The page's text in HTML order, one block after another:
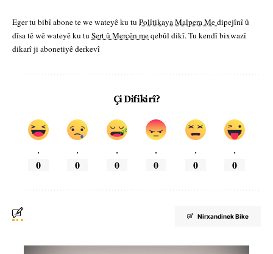
Eger tu bibî abone te we wateyê ku tu Polîtikaya Malpera Medipejînî û
dîsa tê wê wateyê ku tu Şert û Mercên meqebûl dikî. Tu kendî bixwazî
dikarî ji abonetiyê derkevî
Çi Difikirî?
.
0
.
0
.
0
.
0
.
0
.
0
Nirxandinek Bike